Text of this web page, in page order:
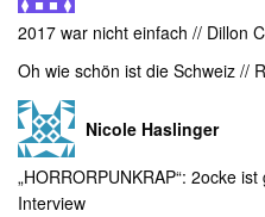
2017 war nicht einfach // Dillon
Oh wie schön ist die Schweiz //
Nicole Haslinger
„HORRORPUNKRAP“: 2ocke
Interview